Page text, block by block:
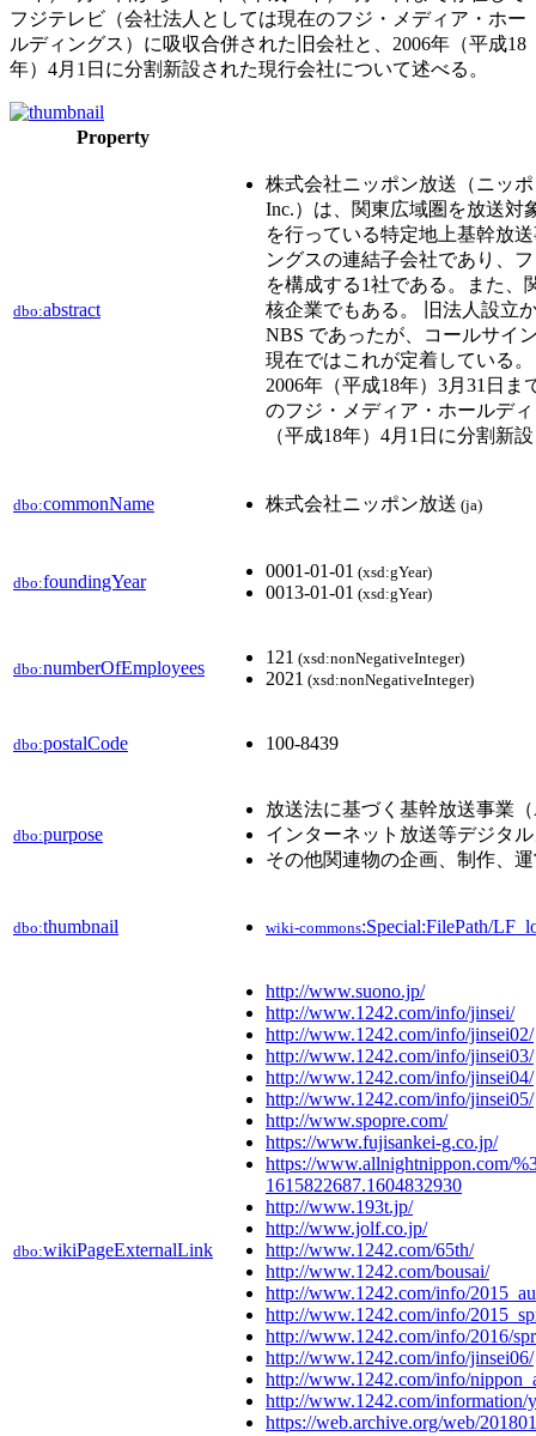
フジテレビ（会社法人としては現在のフジ・メディア・ホー
ルディングス）に吸収合併された旧会社と、2006年（平成18
年）4月1日に分割新設された現行会社について述べる。
Property
dbo:abstract
株式会社ニッポン放送（ニッポ
Inc.）は、関東広域圏を放送対
を行っている特定地上基幹放
ングスの連結子会社であり、
を構成する1社である。また、
核企業でもある。 旧法人設立
NBS であったが、コールサイ
現在ではこれが定着している
2006年（平成18年）3月31日
のフジ・メディア・ホールデ
（平成18年）4月1日に分割新
dbo:commonName 株式会社ニッポン放送 (ja)
dbo:foundingYear
0001-01-01 (xsd:gYear)
0013-01-01 (xsd:gYear)
dbo:numberOfEmployees
121 (xsd:nonNegativeInteger)
2021 (xsd:nonNegativeInteger)
dbo:postalCode 100-8439
dbo:purpose
放送法に基づく基幹放送事業
インターネット放送等デジタ
その他関連物の企画、制作、
dbo:thumbnail wiki-commons:Special:FilePath/
dbo:wikiPageExternalLink
http://www.suono.jp/
http://www.1242.com/info/jinsei/
http://www.1242.com/info/jinsei02/
http://www.1242.com/info/jinsei03/
http://www.1242.com/info/jinsei04/
http://www.1242.com/info/jinsei05/
http://www.spopre.com/
https://www.fujisankei-g.co.jp/
https://www.allnightnippon.com/
1615822687.1604832930
http://www.193t.jp/
http://www.jolf.co.jp/
http://www.1242.com/65th/
http://www.1242.com/bousai/
http://www.1242.com/info/
http://www.1242.com/info/
http://www.1242.com/info/2016/
http://www.1242.com/info/jinsei06/
http://www.1242.com/info/
http://www.1242.com/information/
https://web.archive.org/web/